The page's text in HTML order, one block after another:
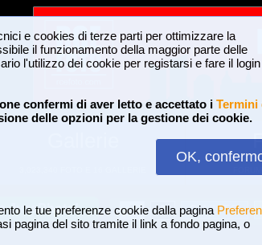
e cookies di terze parti per ottimizzare la
il funzionamento della maggior parte delle
l'utilizzo dei cookie per registarsi e fare il login
confermi di aver letto e accettato i Termini
delle opzioni per la gestione dei cookie.
OK,
le tue preferenze cookie dalla pagina
pagina del sito tramite il link a fondo pagina, o
JuzaPhoto! A A ?AIUTO